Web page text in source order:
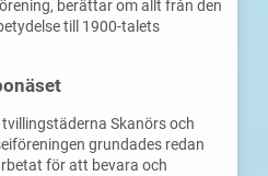
berättar om allt från den
till 1900-talets
Skanörs och
grundades redan
för att bevara och